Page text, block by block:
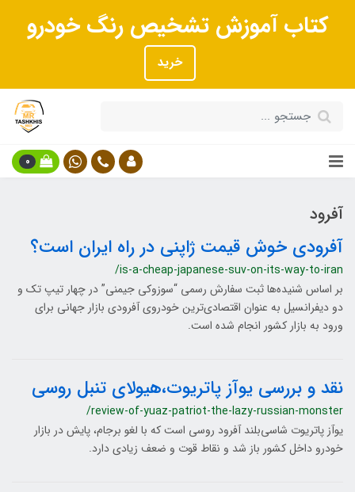
کتاب آموزش تشخیص رنگ خودرو
خرید
0
آفرود
آفرودی خوش قیمت ژاپنی در راه ایران است؟
/is-a-cheap-japanese-suv-on-its-way-to-iran
بر اساس شنیده‌ها ثبت سفارش رسمی “سوزوکی جیمنی” در چهار تیپ تک و
دو دیفرانسیل به عنوان اقتصادی‌ترین خودروی آفرودی بازار جهانی برای
ورود به بازار کشور انجام شده است.
نقد و بررسی یوآز پاتریوت،هیولای تنبل روسی
/review-of-yuaz-patriot-the-lazy-russian-monster
یوآز پاتریوت شاسی‌بلند آفرود روسی است که با لغو برجام، پایش در بازار
خودرو داخل کشور باز شد و نقاط قوت و ضعف زیادی دارد.